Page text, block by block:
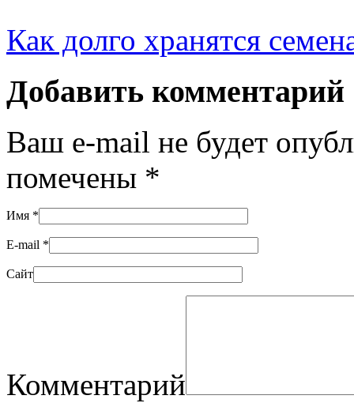
Как долго хранятся
Добавить комментарий
Ваш e-mail не будет
помечены *
Имя *
E-mail *
Сайт
Комментарий